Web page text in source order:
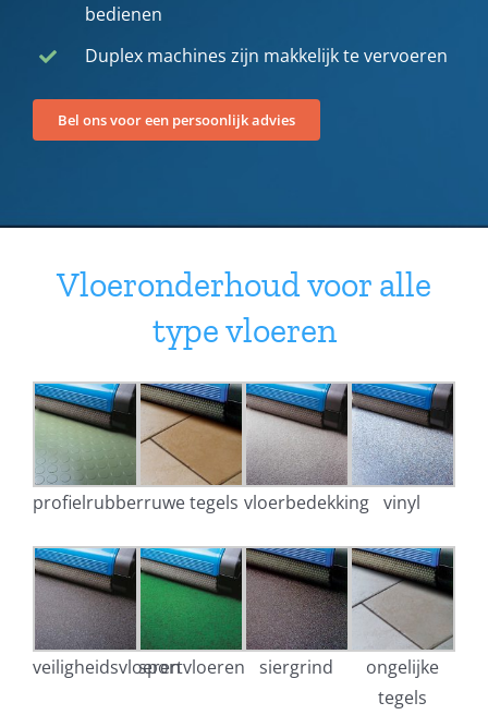
bedienen
Duplex machines zijn makkelijk te vervoeren
Bel ons voor een persoonlijk advies
Vloeronderhoud voor alle
type vloeren
profielrubberruwe tegels vloerbedekking vinyl
veiligheidsvloerensportvloeren siergrind
ongelijke
tegels